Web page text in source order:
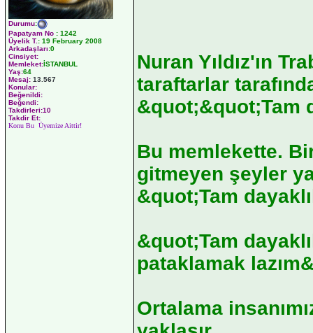
Durumu:
Papatyam No : 1242
Üyelik T.: 19 February 2008
Arkadaşları:0
Cinsiyet:
Memleket:İSTANBUL
Yaş:64
Mesaj: 13.567
Konular:
Beğenildi:
Beğendi:
Takdirleri:10
Takdir Et:
Konu Bu Üyemize Aittir!
Nuran Yıldız'ın
taraftarlar
&quot;&quot;Tam
Bu memlekette.
gitmeyen şeyler
&quot;Tam
&quot;Tam
pataklamak
Ortalama